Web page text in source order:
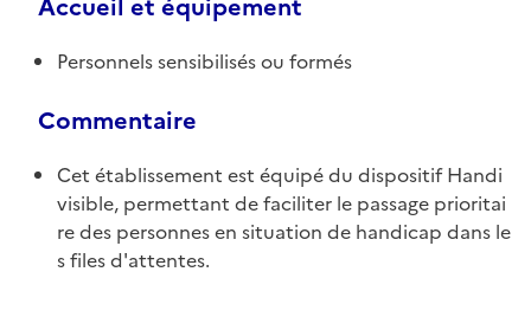
Personnels sensibilisés ou formés
Commentaire
Cet établissement est équipé du dispositif Handi
visible, permettant de faciliter le passage prioritai
re des personnes en situation de handicap dans le
s files d'attentes.